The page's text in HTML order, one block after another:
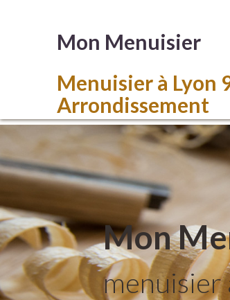
Mon Menuisier
Menuisier à Lyon
Arrondissement
Mon
menuisier